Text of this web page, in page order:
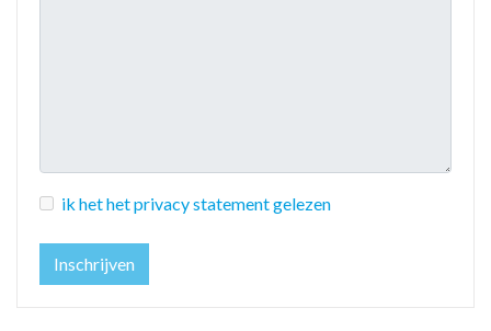
ik het het privacy statement gelezen
Inschrijven